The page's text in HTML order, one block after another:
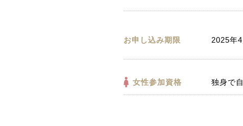
お申し込み期限 2025年
女性参加資格 独身で